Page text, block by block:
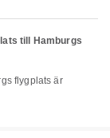
till Hamburgs